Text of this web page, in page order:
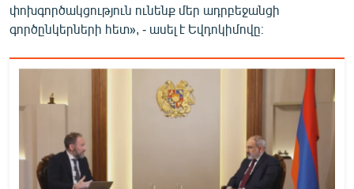
«Ազատության» բոլոր կայքերը
փոխգործակցություն ունենք մեր ադրբեջանցի
գործընկերների հետ», - ասել է Եվդոկիմովը։